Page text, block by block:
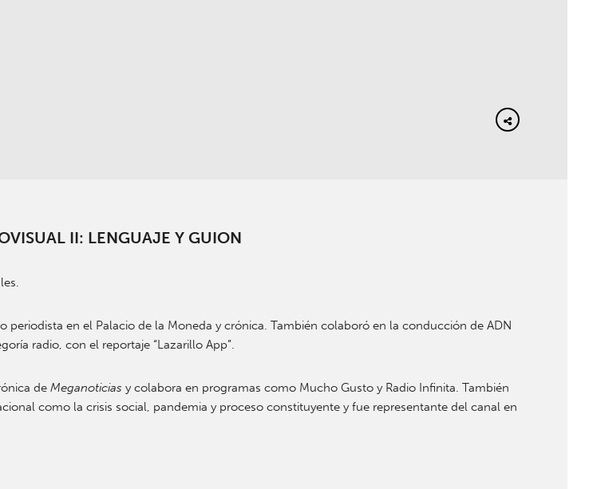
II: LENGUAJE Y GUION
en el Palacio de la Moneda y crónica. También colaboró en la conducción de ADN
radio, con el reportaje “Lazarillo App”.
de Meganoticias y colabora en programas como Mucho Gusto y Radio Infinita. También
como la crisis social, pandemia y proceso constituyente y fue representante del canal en